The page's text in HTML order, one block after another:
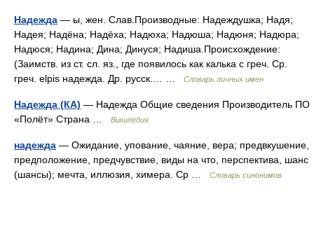
Надежда — ы, жен. Слав.Производные: Надеждушка; Надя;
Надея; Надёна; Надёха; Надюха; Надюша; Надюня; Надюра;
Надюся; Надина; Дина; Динуся; Надиша.Происхождение:
(Заимств. из ст. сл. яз., где появилось как калька с греч. Ср.
греч. elpis надежда. Др. русск.… …
Словарь личных имен
Надежда (КА) — Надежда Общие сведения Производитель ПО
«Полёт» Страна …
Википедия
надежда — Ожидание, упование, чаяние, вера; предвкушение,
предположение, предчувствие, виды на что, перспектива, шанс
(шансы); мечта, иллюзия, химера. Ср …
Словарь синонимов